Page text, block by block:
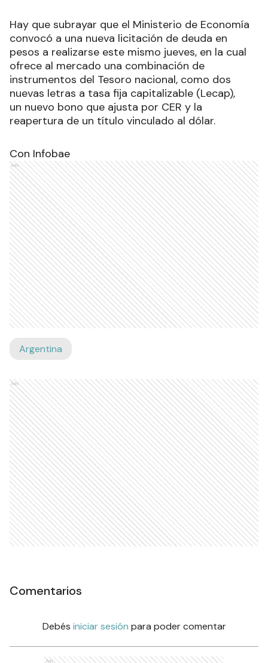
Hay que subrayar que el Ministerio de Economía
convocó a una nueva licitación de deuda en
pesos a realizarse este mismo jueves, en la cual
ofrece al mercado una combinación de
instrumentos del Tesoro nacional, como dos
nuevas letras a tasa fija capitalizable (Lecap),
un nuevo bono que ajusta por CER y la
reapertura de un título vinculado al dólar.
Con Infobae
Ads
Argentina
Ads
Comentarios
Debés iniciar sesión para poder comentar
Ads